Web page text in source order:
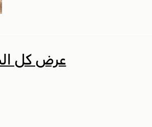
عرض كل